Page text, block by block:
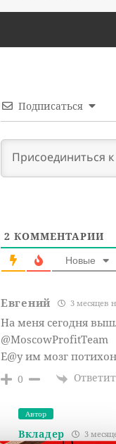
Подписаться
2 КОММЕНТАРИИ
Новые
Евгений 3 месяцев
На меня сегодня
@MoscowProfitTeam
Е@у им мозг
0
Автор
Вкладер 3